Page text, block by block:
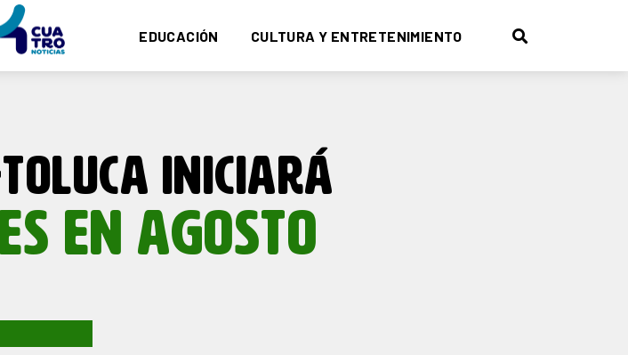
EDUCACIÓN CULTURA Y ENTRETENIMIENTO
INICIARÁ
EN AGOSTO